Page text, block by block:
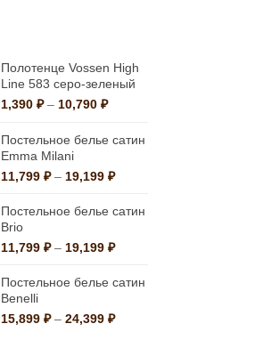
Опции
можно
выбрать
странице
товара.
Полотенце Vossen High
Line 583 серо-зеленый
1,390 ₽ – 10,790 ₽Диапазон
1,390 ₽
10,790 ₽
Постельное белье сатин
Emma Milani
11,799 ₽ – 19,199 ₽Диапазон
11,799 ₽
19,199 ₽
Постельное белье сатин
Brio
11,799 ₽ – 19,199 ₽Диапазон
11,799 ₽
19,199 ₽
Постельное белье сатин
Benelli
15,899 ₽ – 24,399 ₽Диапазон